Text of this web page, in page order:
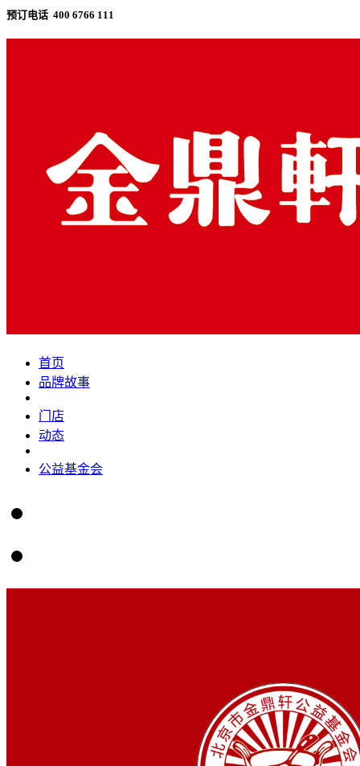
预订电话 400 6766 111
首页
品牌故事
门店
动态
公益基金会